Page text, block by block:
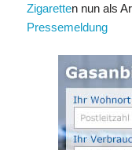
Zigaretten nun als
Pressemeldung